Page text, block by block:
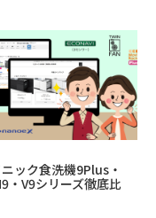
ック食洗機9Plus・
・V9シリーズ徹底比